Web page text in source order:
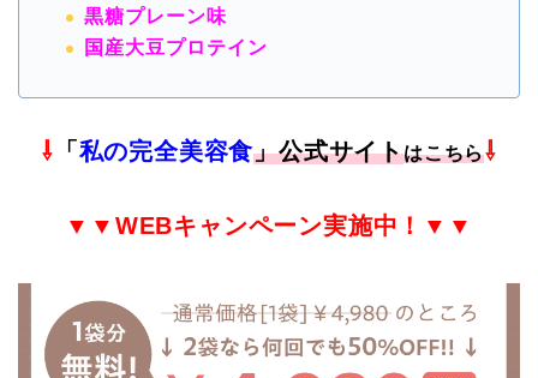
黒糖プレーン味
国産大豆プロテイン
⇩ 「 私の完全美容食」公式サイトはこちら⇩
▼▼ WEBキャンペーン実施中！▼▼